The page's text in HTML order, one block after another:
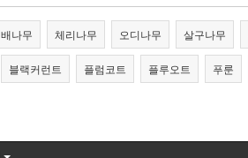
배나무 체리나무 오디나무 살구나무
블랙커런트 플럼코트 플루오트 푸룬